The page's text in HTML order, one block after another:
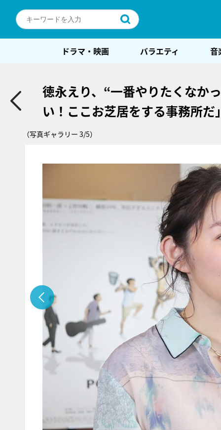
ドラマ・映画 バラエティ 音
徳永えり、“一番やりたくなか
い！ここお芝居をする事務所だ
（写真ギャラリー 3/5）